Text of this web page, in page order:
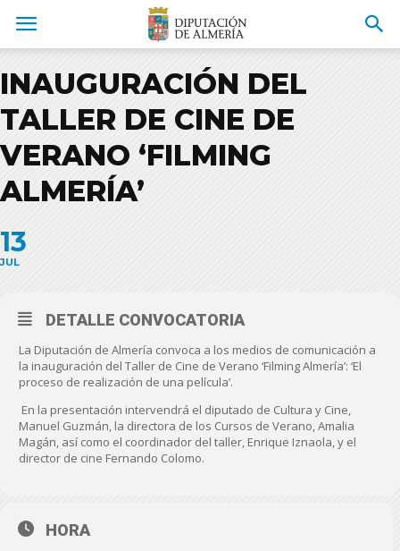
INAUGURACIÓN DEL
TALLER DE CINE DE
VERANO ‘FILMING
ALMERÍA’
13
JUL
DETALLE CONVOCATORIA
La Diputación de Almería convoca a los medios de comunicación a
la inauguración del Taller de Cine de Verano ‘Filming Almería’: ‘El
proceso de realización de una película’.
En la presentación intervendrá el diputado de Cultura y Cine,
Manuel Guzmán, la directora de los Cursos de Verano, Amalia
Magán, así como el coordinador del taller, Enrique Iznaola, y el
director de cine Fernando Colomo.
HORA